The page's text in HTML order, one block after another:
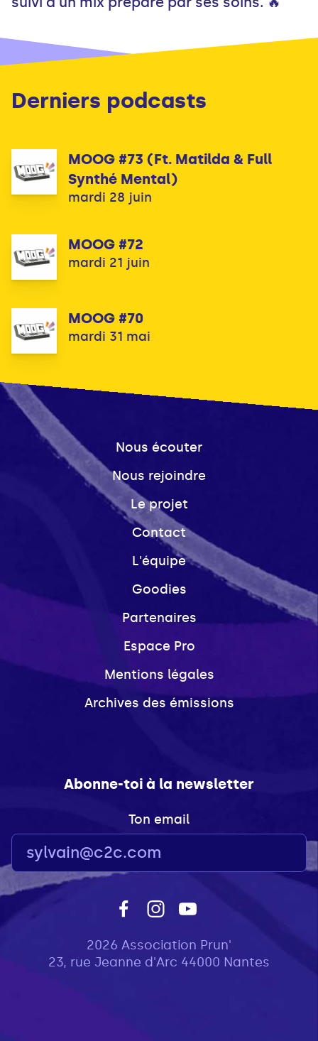
Derniers podcasts
MOOG #73 (Ft. Matilda & Full
Synthé Mental)
mardi 28 juin
MOOG #72
mardi 21 juin
MOOG #70
mardi 31 mai
Nous écouter
Nous rejoindre
Le projet
Contact
L'équipe
Goodies
Partenaires
Espace Pro
Mentions légales
Archives des émissions
Abonne-toi à la newsletter
Ton email
2026 Association Prun'
23, rue Jeanne d'Arc 44000 Nantes